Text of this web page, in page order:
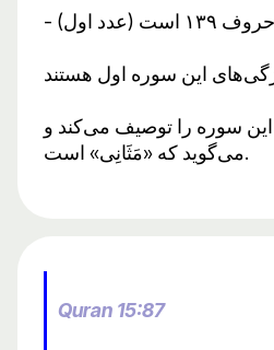
این سوره را توصیف می‌کند و
می‌گوید که «مَثَانِی» است.
Quran 15:87